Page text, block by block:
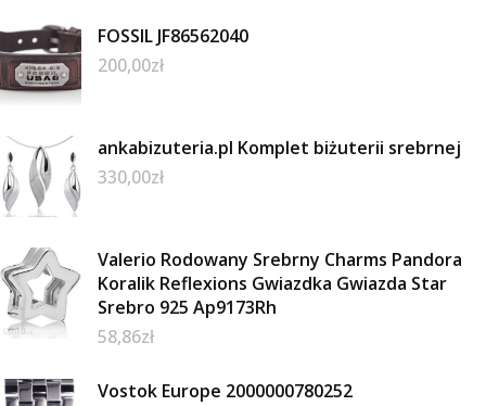
FOSSIL JF86562040
200,00zł
ankabizuteria.pl Komplet biżuterii srebrnej
330,00zł
Valerio Rodowany Srebrny Charms Pandora
Koralik Reflexions Gwiazdka Gwiazda Star
Srebro 925 Ap9173Rh
58,86zł
Vostok Europe 2000000780252